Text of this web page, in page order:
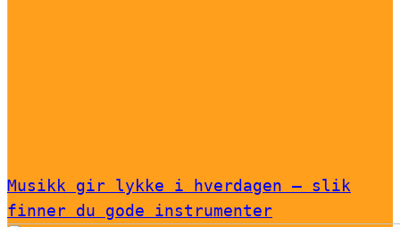
Musikk gir lykke i hverdagen – slik
finner du gode instrumenter